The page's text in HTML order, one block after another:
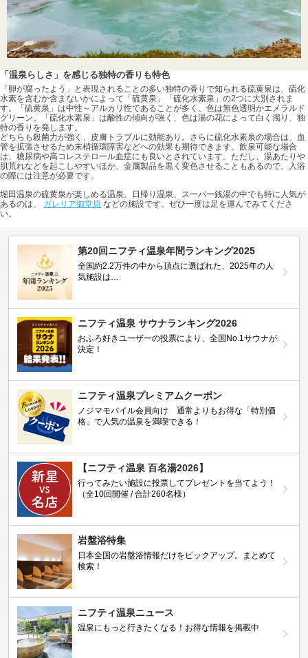
「温泉らしさ」を感じる独特の香りも特色
「卵が腐ったよう」と表現されることの多い独特の香りで知られる硫黄泉は、硫化
水素を含むか含まないかによって「硫黄泉」「硫化水素泉」の2つに大別されま
す。「硫黄泉」は中性～アルカリ性であることが多く、色は無色透明かエメラルド
グリーン。「硫化水素泉」は酸性の傾向が強く、色は湯の花によって白く濁り、独
特の香りを発します。
どちらも殺菌力が強く、皮膚トラブルに効能あり。さらに硫化水素泉の場合は、血
管を拡張させるため末梢循環障害などへの効果も期待できます。飲泉可能な場合
は、糖尿病や高コレステロール血症にも良いとされています。ただし、湯あたりや
肌荒れなどを起こしやすいほか、金属製品を黒く変色させることもあるので、入浴
の際には注意が必要です。
堀田温泉の硫黄泉が楽しめる温泉、日帰り温泉、スーパー銭湯の中でも特に人気が
あるのは、 ガレリア御堂原 などの施設です。ぜひ一度は足を運んでみてくださ
い。
第20回ニフティ温泉年間ランキング2025
全国約2.2万件の中から頂点に選ばれた、2025年の人
気施設は…
ニフティ温泉 サウナランキング2026
おふろ好きユーザーの投票により、全国No.1サウナが
決定！
ニフティ温泉プレミアムクーポン
ノジマモバイル会員向け 通常よりもお得な「特別価
格」で人気の温泉を満喫できる！
【ニフティ温泉 百名湯2026】
行ってみたい施設に投票してプレゼントを当てよう！
（全10回開催 / 合計260名様）
岩盤浴特集
日本全国の岩盤浴情報だけをピックアップ。まとめて
検索！
ニフティ温泉ニュース
温泉にもっと行きたくなる！お得な情報を掲載中